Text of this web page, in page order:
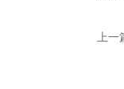
上一